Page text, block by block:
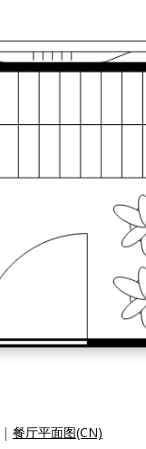
| 餐厅平面图(CN)